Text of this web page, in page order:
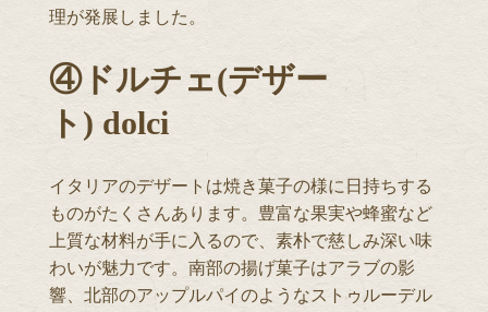
理が発展しました。
④ドルチェ(デザー
ト) dolci
イタリアのデザートは焼き菓子の様に日持ちする
ものがたくさんあります。豊富な果実や蜂蜜など
上質な材料が手に入るので、素朴で慈しみ深い味
わいが魅力です。南部の揚げ菓子はアラブの影
響、北部のアップルパイのようなストゥルーデル